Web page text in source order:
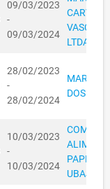
R$ 6.137,70
R$
09/03/2023
-
09/03/2024
LTDA
28/02/2023
-
28/02/2024
MARIA
DOS
10/03/2023
-
10/03/2024